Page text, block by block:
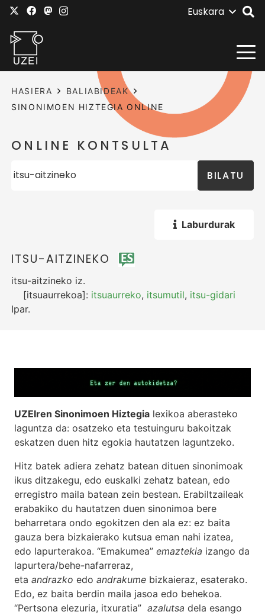
Euskara
HASIERA
BALIABIDEAK
SINONIMOEN HIZTEGIA ONLINE
ONLINE KONTSULTA
BILATU
Laburdurak
ITSU-AITZINEKO
itsu-aitzineko iz.
[itsuaurrekoa]: itsuaurreko, itsumutil, itsu-gidari
Ipar.
UZEIren Sinonimoen Hiztegia lexikoa aberasteko
laguntza da: osatzeko eta testuinguru bakoitzak
eskatzen duen hitz egokia hautatzen laguntzeko.
Hitz batek adiera zehatz batean dituen sinonimoak
ikus ditzakegu, edo euskalki zehatz batean, edo
erregistro maila batean zein bestean. Erabiltzaileak
erabakiko du hautatzen duen sinonimoa bere
beharretara ondo egokitzen den ala ez: ez baita
gauza bera bizkaierako kutsua eman nahi izatea,
edo lapurterakoa. “Emakumea” emaztekia izango da
lapurtera/behe-nafarreraz,
eta andrazko edo andrakume bizkaieraz, esaterako.
Edo, ez baita berdin maila jasoa edo behekoa.
“Pertsona elezuria, itxuratia” azalutsa dela esango